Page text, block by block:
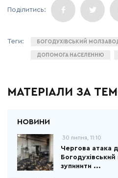
БОГОДУХІВСЬКИЙ
ДОПОМОГА НАСЕЛЕННЮ
МАТЕРІАЛИ ЗА
30 липня, 11:10
Чергова атака
зупинити ...